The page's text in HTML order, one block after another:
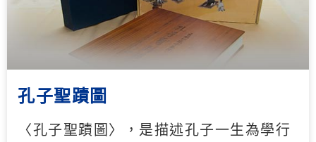
孔子聖蹟圖
〈孔子聖蹟圖〉，是描述孔子一生為學行